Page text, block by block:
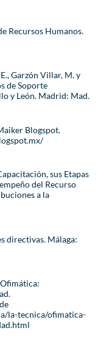
Recursos Humanos.
Garzón Villar, M. y
de Soporte
y León. Madrid: Mad.
Blogspot.
sus Etapas
del Recurso
a la
directivas. Málaga:
la-tecnica/ofimatica-